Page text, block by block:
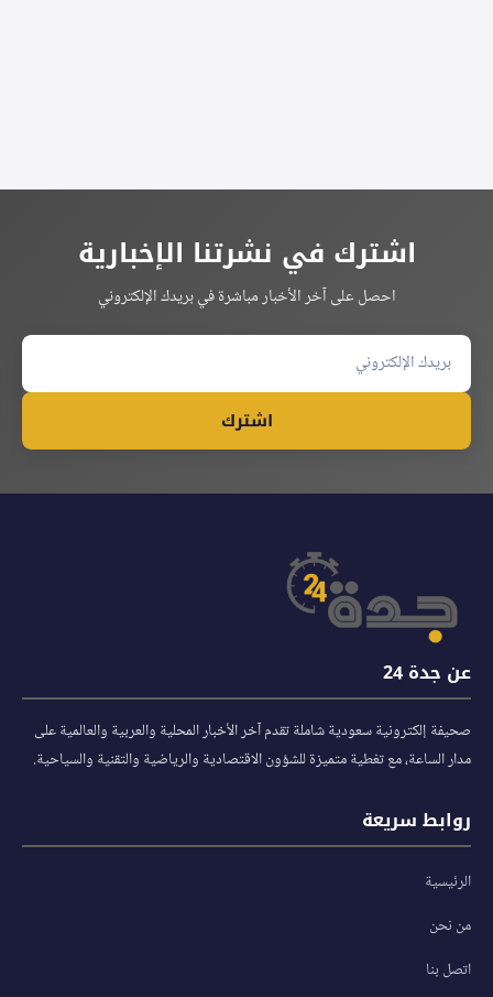
اشترك في نشرتنا الإخبارية
احصل على آخر الأخبار مباشرة في بريدك الإلكتروني
اشترك
عن جدة 24
صحيفة إلكترونية سعودية شاملة تقدم آخر الأخبار المحلية والعربية والعالمية على
مدار الساعة، مع تغطية متميزة للشؤون الاقتصادية والرياضية والتقنية والسياحية.
روابط سريعة
الرئيسية
من نحن
اتصل بنا